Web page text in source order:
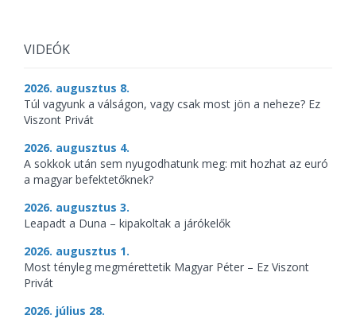
VIDEÓK
2026. augusztus 8.
Túl vagyunk a válságon, vagy csak most jön a neheze? Ez
Viszont Privát
2026. augusztus 4.
A sokkok után sem nyugodhatunk meg: mit hozhat az euró
a magyar befektetőknek?
2026. augusztus 3.
Leapadt a Duna – kipakoltak a járókelők
2026. augusztus 1.
Most tényleg megmérettetik Magyar Péter – Ez Viszont
Privát
2026. július 28.